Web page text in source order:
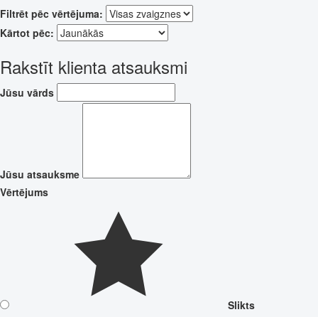
Filtrēt pēc vērtējuma:
Kārtot pēc:
Rakstīt klienta atsauksmi
Jūsu vārds
Jūsu atsauksme
Vērtējums
Slikts